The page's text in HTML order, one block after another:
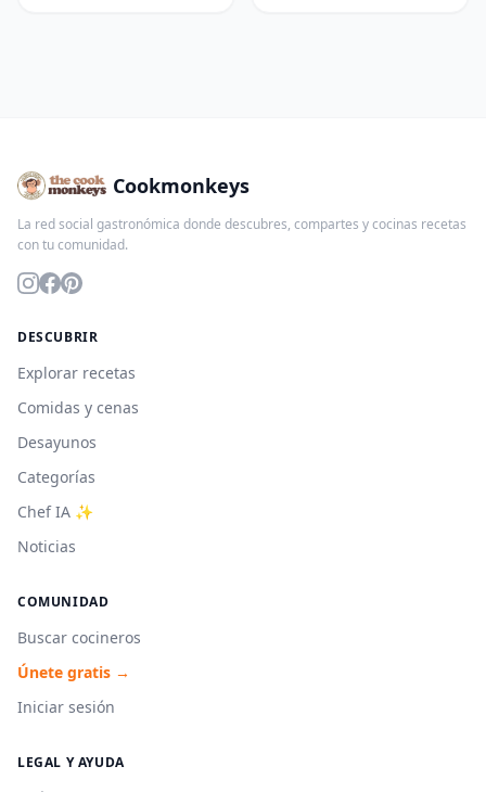
Cookmonkeys
La red social gastronómica donde descubres, compartes y cocinas recetas
con tu comunidad.
DESCUBRIR
Explorar recetas
Comidas y cenas
Desayunos
Categorías
Chef IA ✨
Noticias
COMUNIDAD
Buscar cocineros
Únete gratis →
Iniciar sesión
LEGAL Y AYUDA